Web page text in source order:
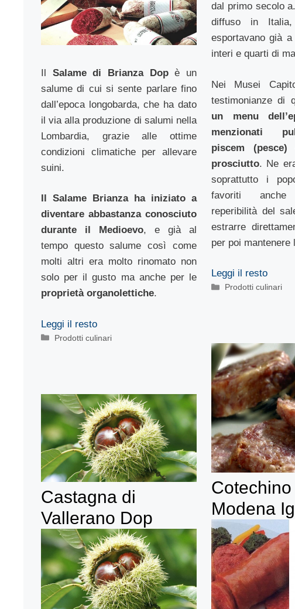
Il Salame di Brianza Dopè un
salume di cui si sente parlare fino
dall’epoca longobarda, che ha dato
il via alla produzione di salumi nella
Lombardia, grazie alle ottime
condizioni climatiche per allevare
suini.
Il Salame Brianza ha iniziato a
diventare abbastanza conosciuto
durante il Medioevo, e già al
tempo questo salume così come
molti altri era molto rinomato non
solo per il gusto ma anche per le
proprietà organolettiche.
Leggi il resto
Categorie
Prodotti culinari
dal primo secolo
diffuso in
esportavano già
interi e quarti di
Nei Musei
testimonianze di
un menu
menzionati
piscem
prosciutto. Ne
soprattutto i
favoriti
reperibilità del
estrarre
per poi mantenere
Leggi il resto
Categorie
Prodotti culinari
Cotechino
Modena
Castagna di
Vallerano Dop